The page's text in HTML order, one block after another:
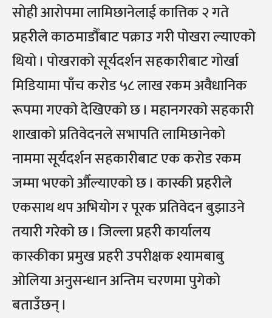
सोही आरोपमा लामिछानेलाई कात्तिक २ गते
प्रहरीले काठमाडौँबाट पक्राउ गरी पोखरा ल्याएको
थियो । पोखराको सूर्यदर्शन सहकारीबाट गोर्खा
मिडियामा पाँच करोड ५८ लाख रकम अवैधानिक
रूपमा गएको देखिएको छ । महानगरको सहकारी
शाखाको प्रतिवेदनले सभापति लामिछानेको
नाममा सूर्यदर्शन सहकारीबाट एक करोड रकम
जम्मा भएको औँल्याएको छ । कास्की प्रहरीले
एकसाथ थप अभियोग र पूरक प्रतिवेदन बुझाउने
तयारी गरेको छ । जिल्ला प्रहरी कार्यालय
कास्कीका प्रमुख प्रहरी उपरीक्षक श्यामबाबु
ओलिया अनुसन्धान अन्तिम चरणमा पुगेको
बताउँछन् ।